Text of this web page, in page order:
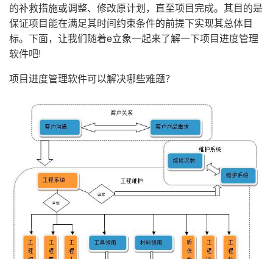
我
博
客
的
论
坛
我
的
圈
我
的
我
注
的补救措施或调整、修改原计划，直至项目完成。其目的是
保证项目能在满足其时间约束条件的前提下实现其总体目
标。下面，让我们随着e立象一起来了解一下项目进度管理
软件吧!
项目进度管理软件可以解决哪些难题？